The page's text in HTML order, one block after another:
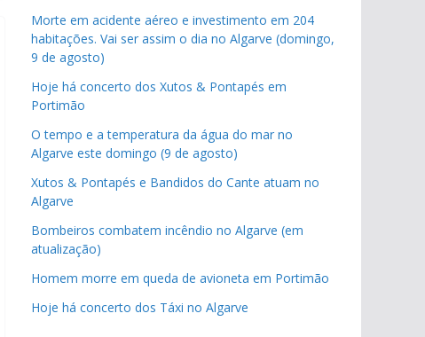
Morte em acidente aéreo e investimento em 204
habitações. Vai ser assim o dia no Algarve (domingo,
9 de agosto)
Hoje há concerto dos Xutos & Pontapés em
Portimão
O tempo e a temperatura da água do mar no
Algarve este domingo (9 de agosto)
Xutos & Pontapés e Bandidos do Cante atuam no
Algarve
Bombeiros combatem incêndio no Algarve (em
atualização)
Homem morre em queda de avioneta em Portimão
Hoje há concerto dos Táxi no Algarve